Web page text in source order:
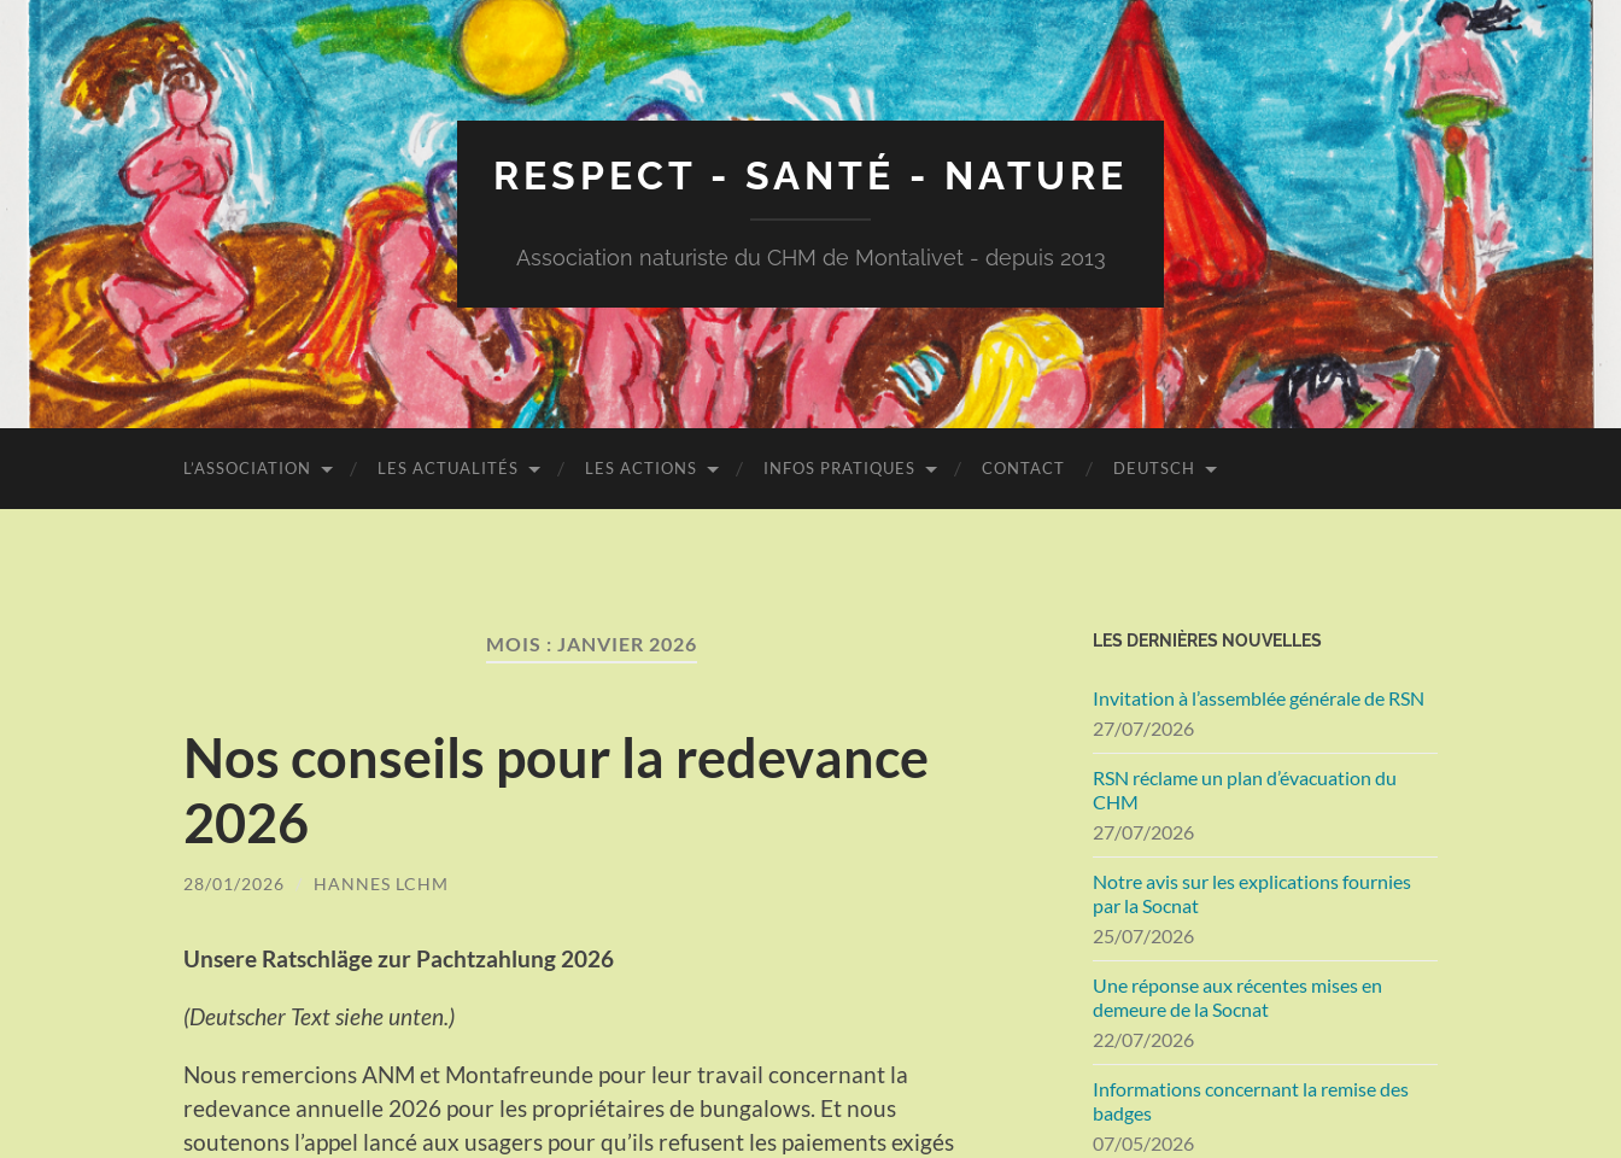
RESPECT - SANTÉ - NATURE
Association naturiste du CHM de Montalivet - depuis 2013
L’ASSOCIATION LES ACTUALITÉS LES ACTIONS INFOS PRATIQUES CONTACT DEUTSCH
MOIS : JANVIER 2026
Nos conseils pour la redevance
2026
28/01/2026 / HANNES LCHM
Unsere Ratschläge zur Pachtzahlung 2026
(Deutscher Text siehe unten.)
Nous remercions ANM et Montafreunde pour leur travail concernant la
redevance annuelle 2026 pour les propriétaires de bungalows. Et nous
soutenons l’appel lancé aux usagers pour qu’ils refusent les paiements exigés
LES DERNIÈRES NOUVELLES
Invitation à l’assemblée générale de RSN
27/07/2026
RSN réclame un plan d’évacuation du
CHM
27/07/2026
Notre avis sur les explications fournies
par la Socnat
25/07/2026
Une réponse aux récentes mises en
demeure de la Socnat
22/07/2026
Informations concernant la remise des
badges
07/05/2026